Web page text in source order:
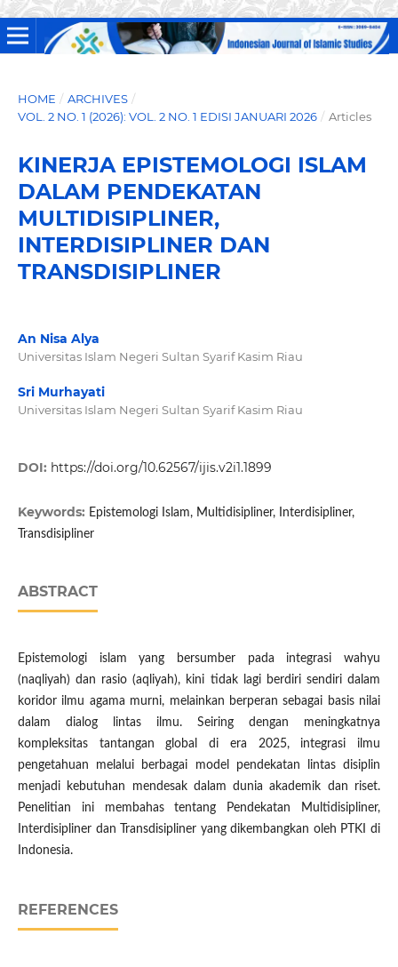
HOME / ARCHIVES /
VOL. 2 NO. 1 (2026): VOL. 2 NO. 1 EDISI JANUARI 2026 / Articles
KINERJA EPISTEMOLOGI ISLAM
DALAM PENDEKATAN
MULTIDISIPLINER,
INTERDISIPLINER DAN
TRANSDISIPLINER
An Nisa Alya
Universitas Islam Negeri Sultan Syarif Kasim Riau
Sri Murhayati
Universitas Islam Negeri Sultan Syarif Kasim Riau
DOI: https://doi.org/10.62567/ijis.v2i1.1899
Keywords: Epistemologi Islam, Multidisipliner, Interdisipliner,
Transdisipliner
ABSTRACT
Epistemologi islam yang bersumber pada integrasi wahyu
(naqliyah) dan rasio (aqliyah), kini tidak lagi berdiri sendiri dalam
koridor ilmu agama murni, melainkan berperan sebagai basis nilai
dalam dialog lintas ilmu. Seiring dengan meningkatnya
kompleksitas tantangan global di era 2025, integrasi ilmu
pengetahuan melalui berbagai model pendekatan lintas disiplin
menjadi kebutuhan mendesak dalam dunia akademik dan riset.
Penelitian ini membahas tentang Pendekatan Multidisipliner,
Interdisipliner dan Transdisipliner yang dikembangkan oleh PTKI di
Indonesia.
REFERENCES